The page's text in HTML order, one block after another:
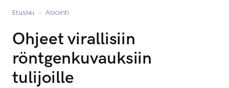
Etusivu › Asiointi
Ohjeet virallisiin
röntgenkuvauksiin
tulijoille